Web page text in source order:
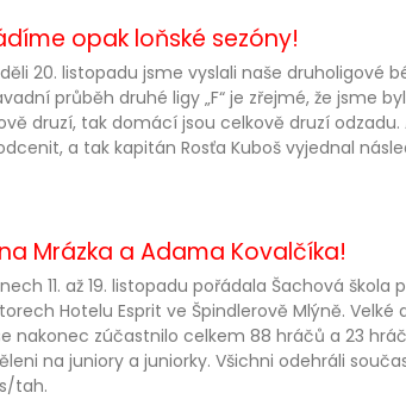
opak loňské sezóny!
20. listopadu jsme vyslali naše druholigové
průběh druhé ligy „F“ je zřejmé, že jsme
druzí, tak domácí jsou celkově druzí
a tak kapitán Rosťa Kuboš vyjednal
Mrázka a Adama Kovalčíka!
11. až 19. listopadu pořádala Šachová
Hotelu Esprit ve Špindlerově Mlýně.
nakonec zúčastnilo celkem 88 hráčů a 23
na juniory a juniorky. Všichni odehráli
tah.